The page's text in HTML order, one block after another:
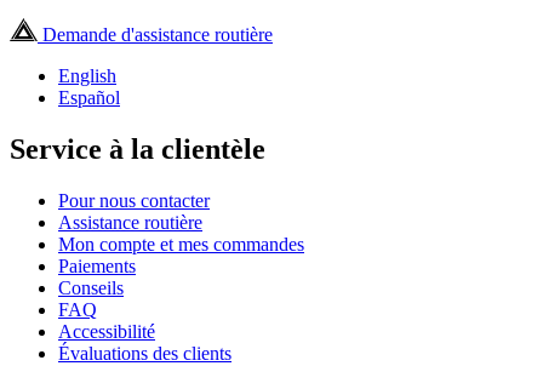
Demande d'assistance routière
English
Español
Service à la clientèle
Pour nous contacter
Assistance routière
Mon compte et mes commandes
Paiements
Conseils
FAQ
Accessibilité
Évaluations des clients